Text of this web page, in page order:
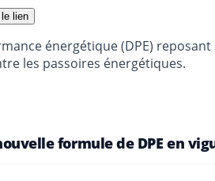
lien
énergétique (DPE)
les passoires énergétiques.
formule de DPE en